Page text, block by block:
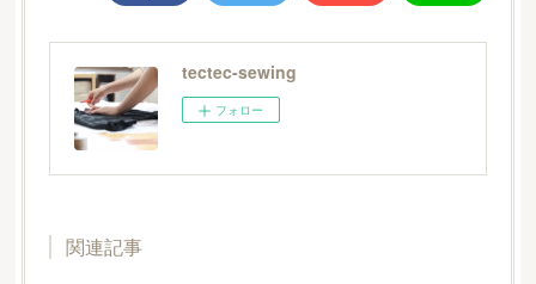
tectec-sewing
フォロー
関連記事